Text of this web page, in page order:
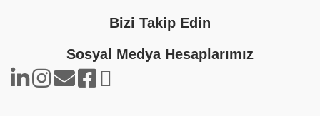
Bizi Takip Edin
Sosyal Medya Hesaplarımız